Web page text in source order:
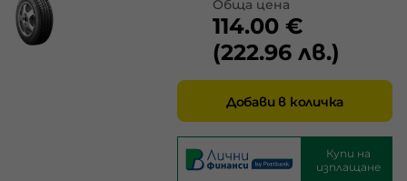
Обща цена
114.00 €
(222.96 лв.)
Добави в количка
Купи на
изплащане